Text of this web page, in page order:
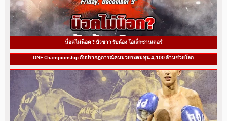
น็อคไม่น็อค ? บัวขาว รับน้อง โอเล็กซานเดอร์
ONE Championship กับปรากฏการณ์คนมวยระดมทุน 4,100 ล้านช่วยโลก